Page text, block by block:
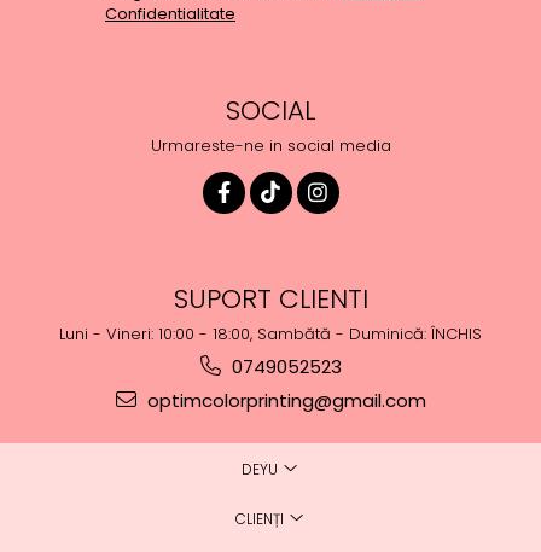
Confidentialitate
SOCIAL
Urmareste-ne in social media
SUPORT CLIENTI
Luni - Vineri: 10:00 - 18:00, Sambătă - Duminică: ÎNCHIS
0749052523
optimcolorprinting@gmail.com
DEYU
CLIENȚI